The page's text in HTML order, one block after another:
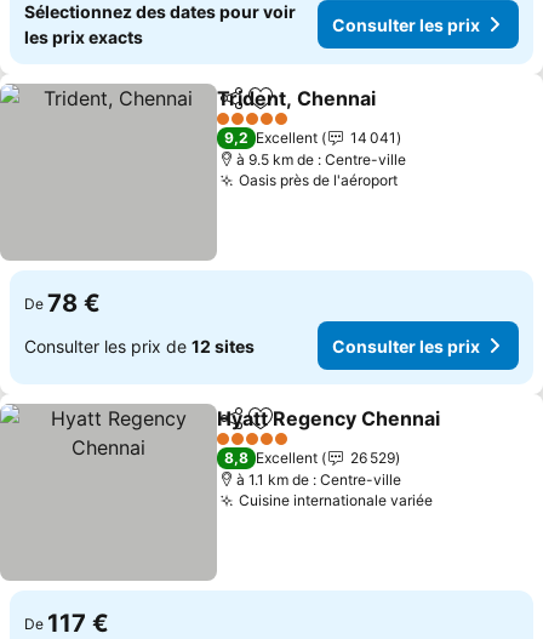
Sélectionnez des dates pour voir
les prix exacts
Consulter les prix
PartagerAjouter à mes favoris
Trident, Chennai
5 Étoiles
9,2 Excellent
14 041
à 9.5 km de : Centre-ville
Oasis près de l'aéroportConsulter les
De 78 €
Consulter les prix de 12 sites Consulter les prix
PartagerAjouter à mes favoris
Hyatt Regency Chennai
5 Étoiles
8,8 Excellent
26 529
à 1.1 km de : Centre-ville
Cuisine internationale variéeConsulter
De 117 €